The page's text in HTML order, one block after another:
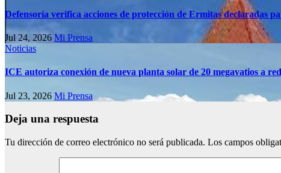
Defensoría verifica acciones de protección de Ermitas declaradas
Jul 24, 2026 Mi Prensa
Noticias
ICE autoriza conexión de nueva planta solar de 20 megavatios a
Jul 23, 2026 Mi Prensa
Deja una respuesta
Tu dirección de correo electrónico no será publicada. Los campos